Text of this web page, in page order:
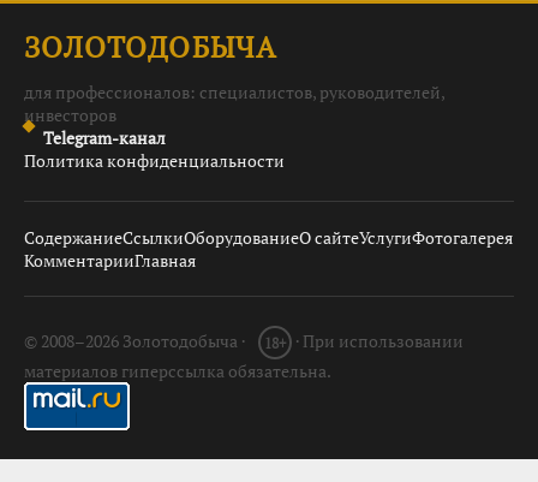
ЗОЛОТОДОБЫЧА
для профессионалов: специалистов, руководителей,
инвесторов
Telegram-канал
Политика конфиденциальности
СодержаниеСсылкиОборудованиеО сайтеУслугиФотогалерея
КомментарииГлавная
© 2008–2026 Золотодобыча · 18+ · При использовании
материалов гиперссылка обязательна.